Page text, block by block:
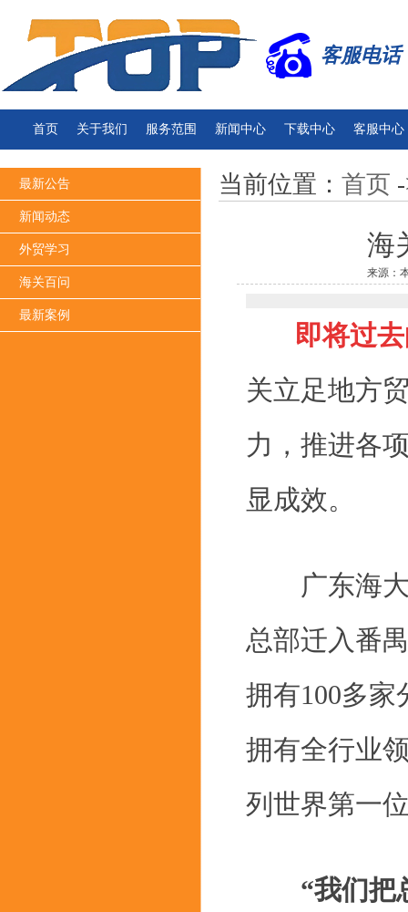
客服电话
首页 关于我们 服务范围 新闻中心 下载中心 客服中心
最新公告
新闻动态
外贸学习
海关百问
最新案例
当前位置： 首页
海
来源
即将过
关立足地方
力，推进各
显成效。
广东海大
总部迁入番
拥有100多家
拥有全行业
列世界第一
“我们把